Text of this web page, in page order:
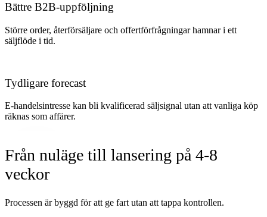
Bättre B2B-uppföljning
Större order, återförsäljare och offertförfrågningar hamnar i ett
säljflöde i tid.
Tydligare forecast
E-handelsintresse kan bli kvalificerad säljsignal utan att vanliga köp
räknas som affärer.
Från nuläge till lansering på 4-8
veckor
Processen är byggd för att ge fart utan att tappa kontrollen.